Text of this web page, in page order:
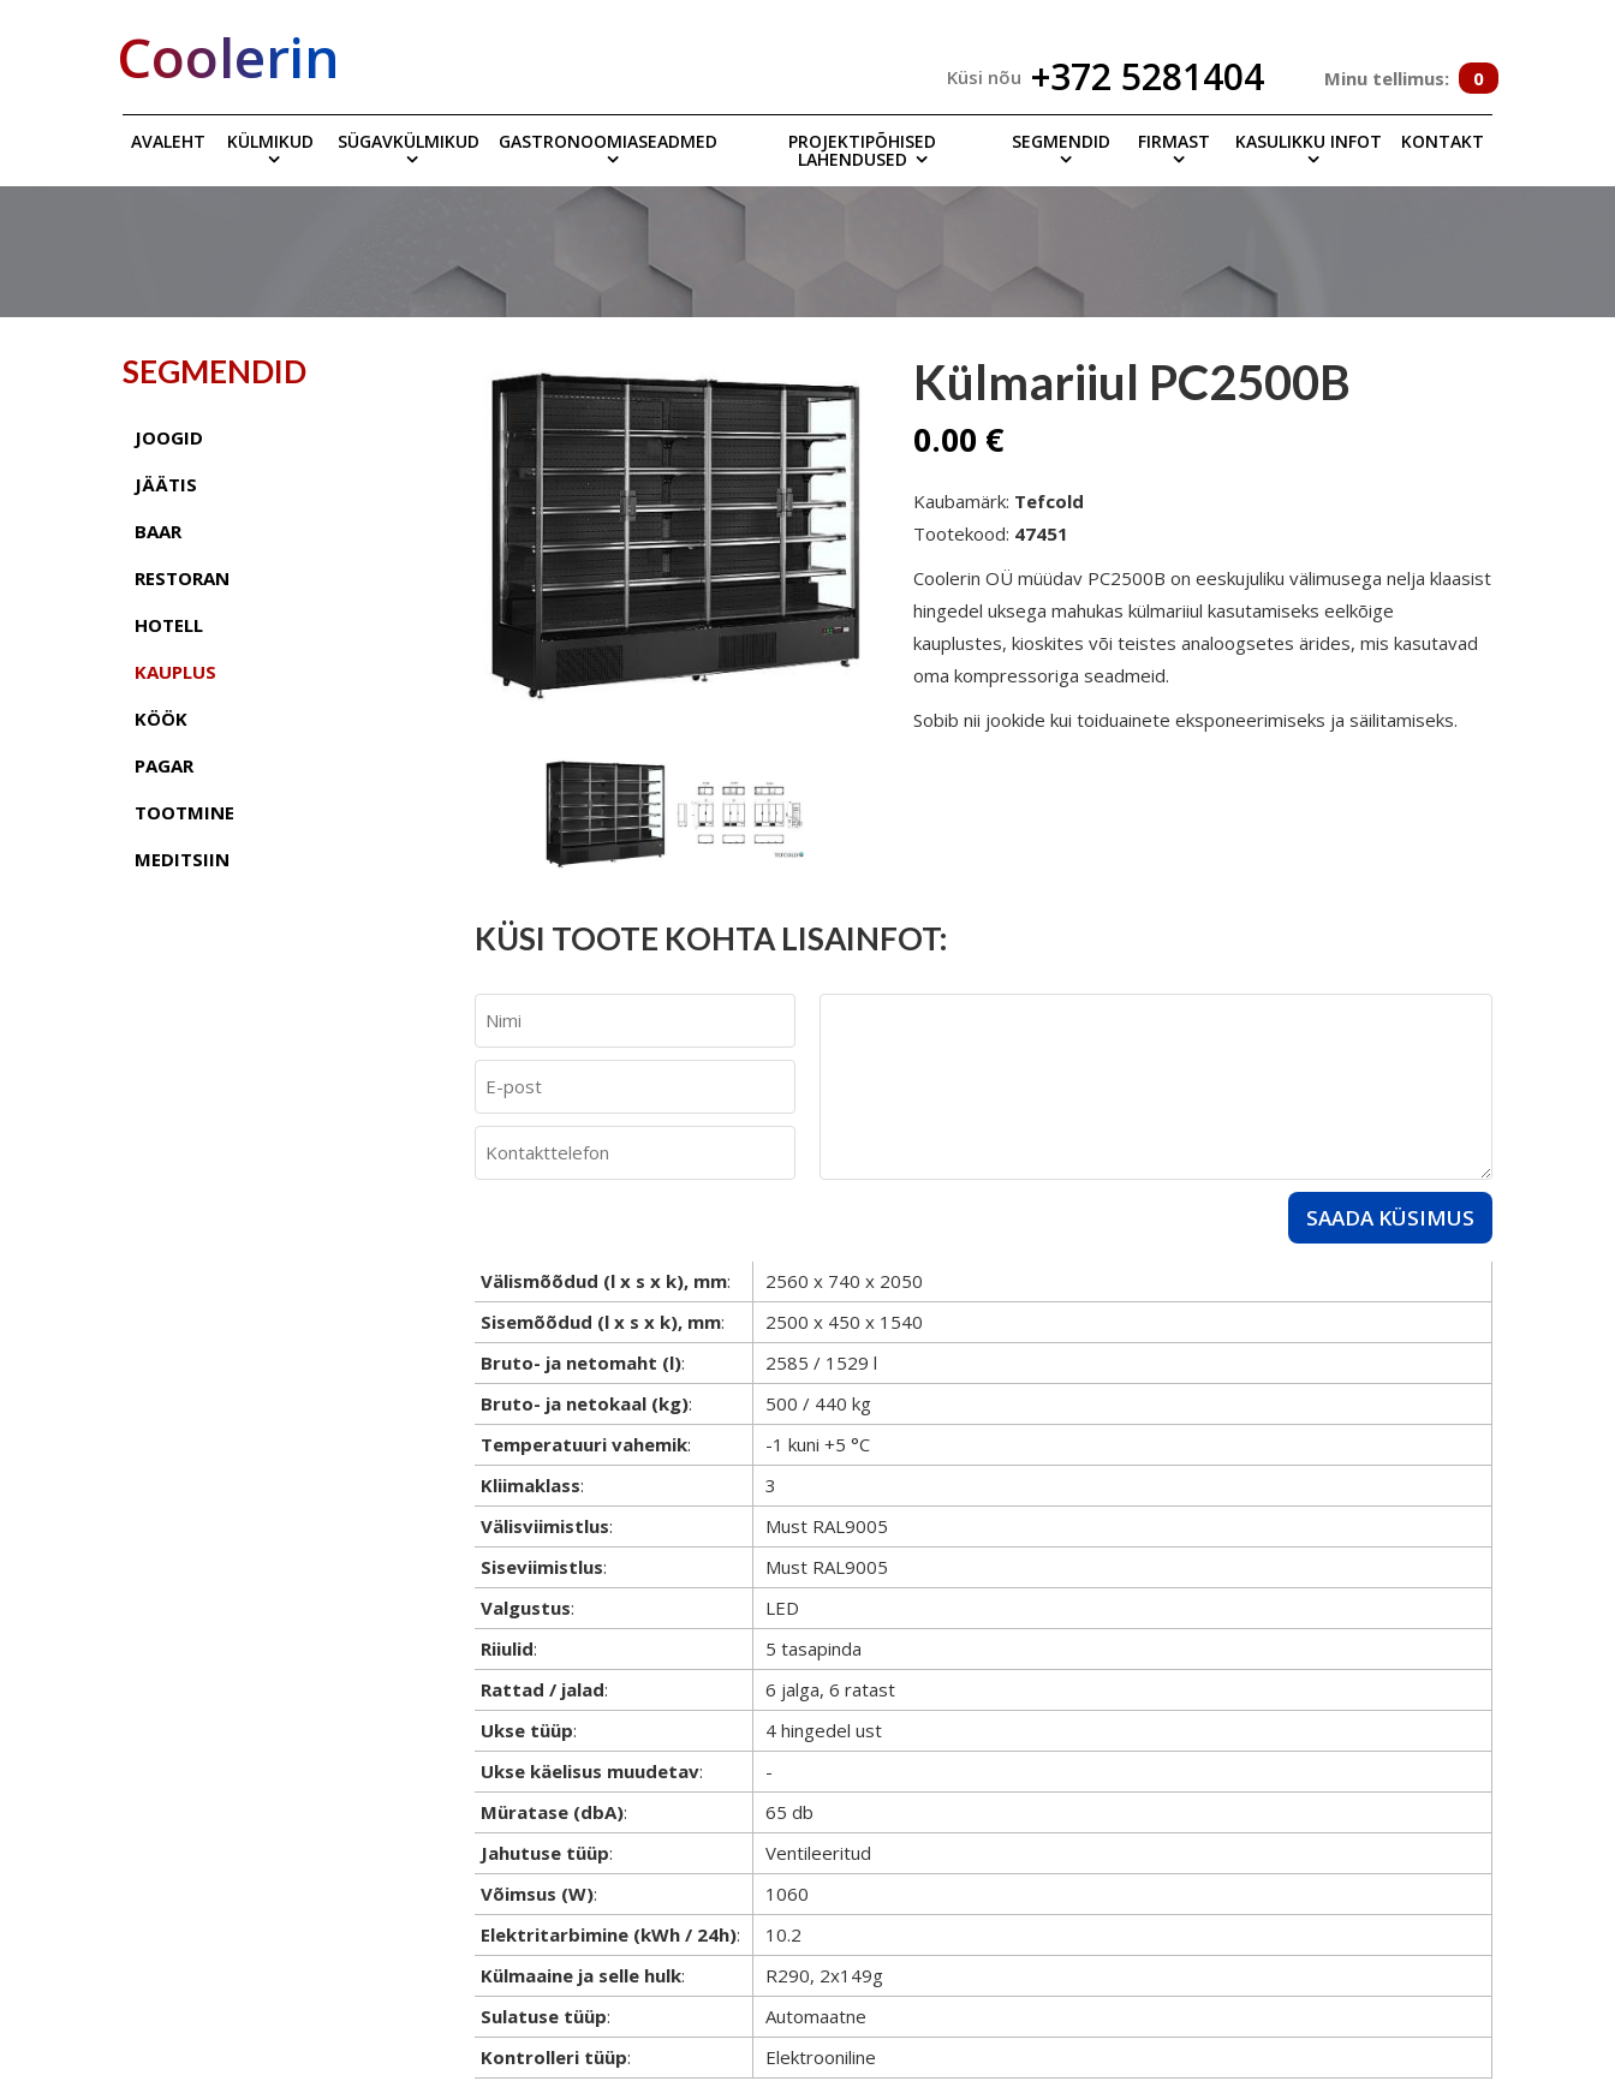
Coolerin Küsi nõu +372 5281404 Minu tellimus: 0
AVALEHT KÜLMIKUD SÜGAVKÜLMIKUD GASTRONOOMIASEADMED PROJEKTIPÕHISED
LAHENDUSED
SEGMENDID FIRMAST KASULIKKU INFOT KONTAKT
SEGMENDID
JOOGID
JÄÄTIS
BAAR
RESTORAN
HOTELL
KAUPLUS
KÖÖK
PAGAR
TOOTMINE
MEDITSIIN
Külmariiul PC2500B
0.00 €
Kaubamärk: Tefcold
Tootekood: 47451
Coolerin OÜ müüdav PC2500B on eeskujuliku välimusega nelja klaasist
hingedel uksega mahukas külmariiul kasutamiseks eelkõige
kauplustes, kioskites või teistes analoogsetes ärides, mis kasutavad
oma kompressoriga seadmeid.
Sobib nii jookide kui toiduainete eksponeerimiseks ja säilitamiseks.
KÜSI TOOTE KOHTA LISAINFOT:
SAADA KÜSIMUS
Välismõõdud (l x s x k), mm:
2560 x 740 x 2050
Sisemõõdud (l x s x k), mm:
2500 x 450 x 1540
Bruto- ja netomaht (l):
2585 / 1529 l
Bruto- ja netokaal (kg):
500 / 440 kg
Temperatuuri vahemik:
-1 kuni +5 °C
Kliimaklass:
3
Välisviimistlus:
Must RAL9005
Siseviimistlus:
Must RAL9005
Valgustus:
LED
Riiulid:
5 tasapinda
Rattad / jalad:
6 jalga, 6 ratast
Ukse tüüp:
4 hingedel ust
Ukse käelisus muudetav:
-
Müratase (dbA):
65 db
Jahutuse tüüp:
Ventileeritud
Võimsus (W):
1060
Elektritarbimine (kWh / 24h):
10.2
Külmaaine ja selle hulk:
R290, 2x149g
Sulatuse tüüp:
Automaatne
Kontrolleri tüüp: Elektrooniline